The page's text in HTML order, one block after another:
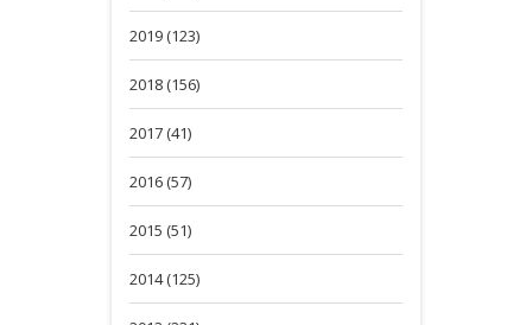
2019 (123)
2018 (156)
2017 (41)
2016 (57)
2015 (51)
2014 (125)